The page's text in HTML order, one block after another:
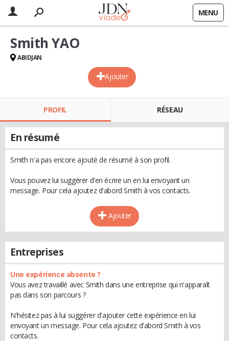
MENU
Ajouter
Smith YAO
ABIDJAN
PROFIL RÉSEAU
En résumé
Smith n'a pas encore ajouté de résumé à son profil.
Vous pouvez lui suggérer d'en écrire un en lui envoyant un
message. Pour cela ajoutez d'abord Smith à vos contacts.
Ajouter
Entreprises
Une expérience absente ?
Vous avez travaillé avec Smith dans une entreprise qui n'apparaît
pas dans son parcours ?
N'hésitez pas à lui suggérer d'ajouter cette expérience en lui
envoyant un message. Pour cela ajoutez d'abord Smith à vos
contacts.